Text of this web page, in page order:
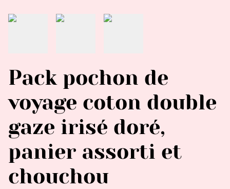
Pack pochon de
voyage coton double
gaze irisé doré,
panier assorti et
chouchou